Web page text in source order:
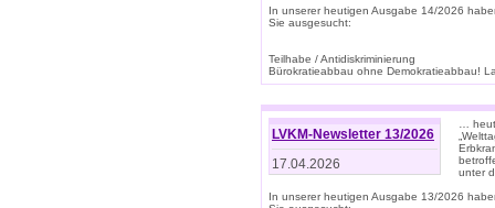
In unserer heutigen Ausgabe 14/2026
Sie ausgesucht:
Teilhabe / Antidiskriminierung
Bürokratieabbau ohne Demokratieabbau!
LVKM-Newsletter 13/2026
17.04.2026
…
unter
In unserer heutigen Ausgabe 13/2026